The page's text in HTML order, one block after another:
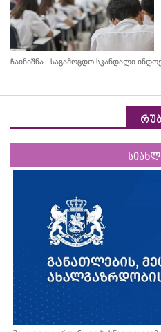
ჩაინიშნა - საგამოცდო სკანდალი